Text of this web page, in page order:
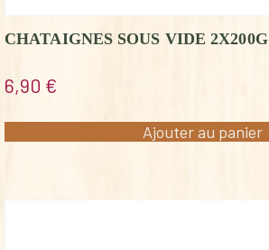
CHATAIGNES SOUS VIDE 2X200G
6,90 €
Ajouter au panier